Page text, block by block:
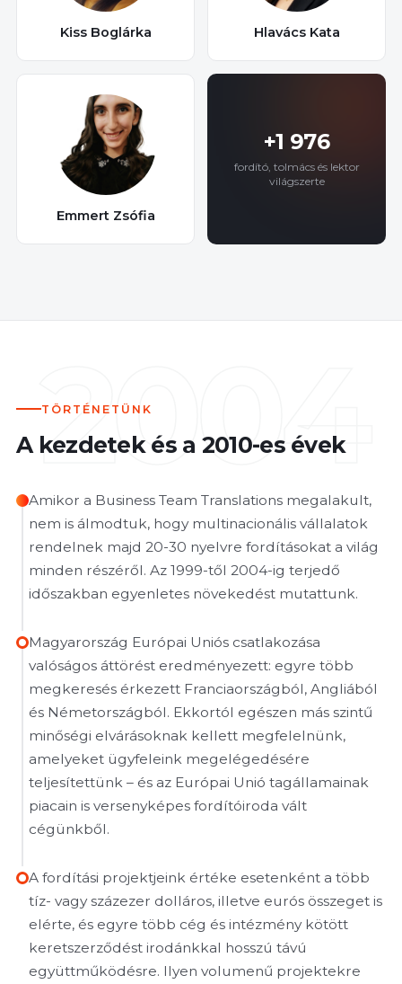
Kiss Boglárka Hlavács Kata
Emmert Zsófia
+1 976
fordító, tolmács és lektor
világszerte
2004
TÖRTÉNETÜNK
A kezdetek és a 2010-es évek
Amikor a Business Team Translations megalakult,
nem is álmodtuk, hogy multinacionális vállalatok
rendelnek majd 20-30 nyelvre fordításokat a világ
minden részéről. Az 1999-től 2004-ig terjedő
időszakban egyenletes növekedést mutattunk.
Magyarország Európai Uniós csatlakozása
valóságos áttörést eredményezett: egyre több
megkeresés érkezett Franciaországból, Angliából
és Németországból. Ekkortól egészen más szintű
minőségi elvárásoknak kellett megfelelnünk,
amelyeket ügyfeleink megelégedésére
teljesítettünk – és az Európai Unió tagállamainak
piacain is versenyképes fordítóiroda vált
cégünkből.
A fordítási projektjeink értéke esetenként a több
tíz- vagy százezer dolláros, illetve eurós összeget is
elérte, és egyre több cég és intézmény kötött
keretszerződést irodánkkal hosszú távú
együttműködésre. Ilyen volumenű projektekre